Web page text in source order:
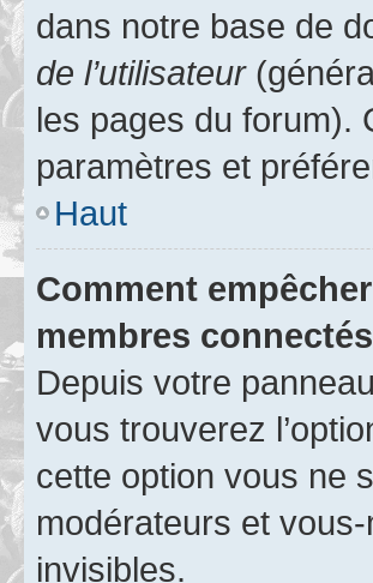
dans notre base de
de l’utilisateur
les pages du forum).
paramètres et
Haut
Comment
membres
Depuis votre
vous trouverez
cette option vous ne
modérateurs et
invisibles.